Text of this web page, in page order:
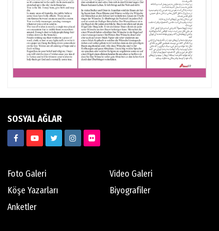
SOSYAL AĞLAR
Foto Galeri
Video Galeri
Köşe Yazarları
Biyografiler
Anketler